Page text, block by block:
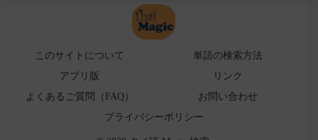
このサイトについて
単語の検索方法
アプリ版
リンク
よくあるご質問（FAQ）
お問い合わせ
プライバシーポリシー